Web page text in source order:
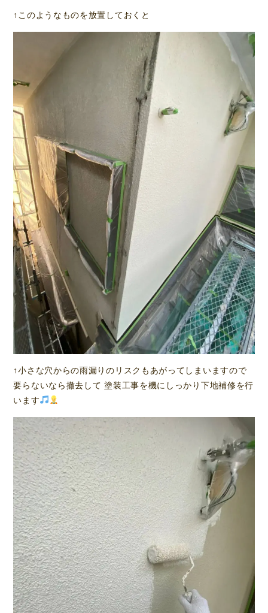
↑このようなものを放置しておくと
↑小さな穴からの雨漏りのリスクもあがってしまいますので
要らないなら撤去して 塗装工事を機にしっかり下地補修を行
います